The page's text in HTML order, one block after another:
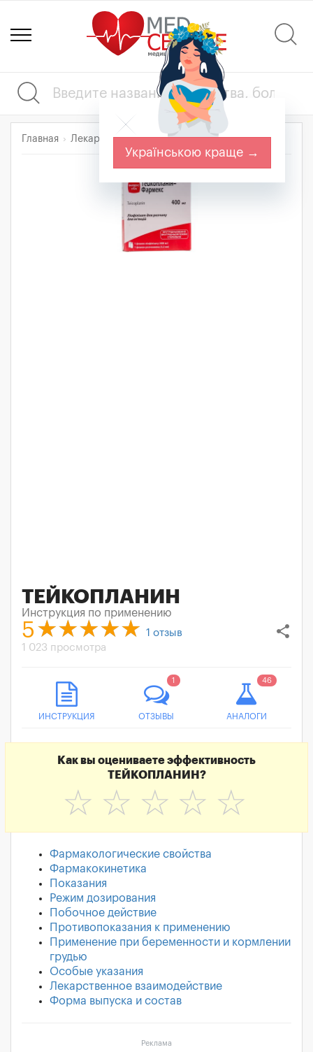
Главная Лекарства Антибиотики ТЕЙКОПЛАНИН
ТЕЙКОПЛАНИН
Инструкция по применению
share
5 1 отзыв
1 023 просмотра
ИНСТРУКЦИЯ ОТЗЫВЫ
1
АНАЛОГИ
46
Как вы оцениваете эффективность
ТЕЙКОПЛАНИН?
☆
☆
☆
☆
☆
Фармакологические свойства
Фармакокинетика
Показания
Режим дозирования
Побочное действие
Противопоказания к применению
Применение при беременности и кормлении
грудью
Особые указания
Лекарственное взаимодействие
Форма выпуска и состав
Реклама
Українською краще →